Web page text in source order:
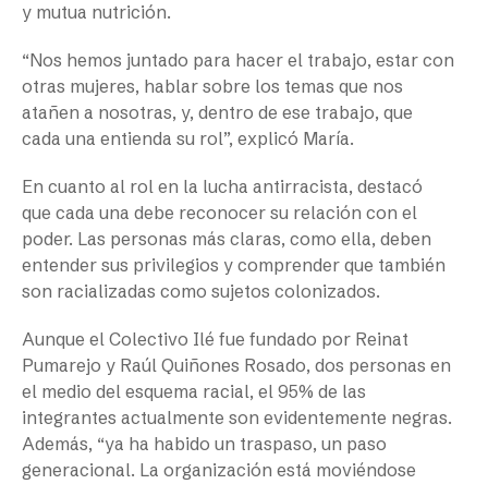
y mutua nutrición.
“Nos hemos juntado para hacer el trabajo, estar con
otras mujeres, hablar sobre los temas que nos
atañen a nosotras, y, dentro de ese trabajo, que
cada una entienda su rol”, explicó María.
En cuanto al rol en la lucha antirracista, destacó
que cada una debe reconocer su relación con el
poder. Las personas más claras, como ella, deben
entender sus privilegios y comprender que también
son racializadas como sujetos colonizados.
Aunque el Colectivo Ilé fue fundado por Reinat
Pumarejo y Raúl Quiñones Rosado, dos personas en
el medio del esquema racial, el 95% de las
integrantes actualmente son evidentemente negras.
Además, “ya ha habido un traspaso, un paso
generacional. La organización está moviéndose